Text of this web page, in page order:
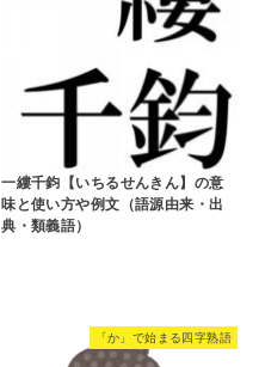
一縷千鈞【いちるせんきん】の意
味と使い方や例文（語源由来・出
典・類義語）
「か」で始まる四字熟語